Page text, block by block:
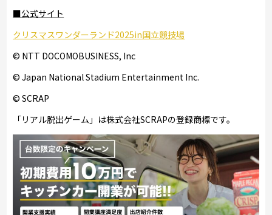
■公式サイト
クリスマスワンダーランド2025in国立競技場
© NTT DOCOMOBUSINESS, Inc
© Japan National Stadium Entertainment Inc.
© SCRAP
「リアル脱出ゲーム」は株式会社SCRAPの登録商標です。